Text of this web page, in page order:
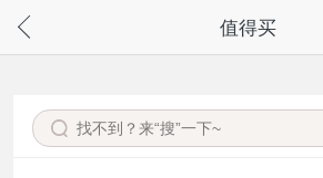
请通过微信或支付宝搜“奇兔客小程序”访问
值得买